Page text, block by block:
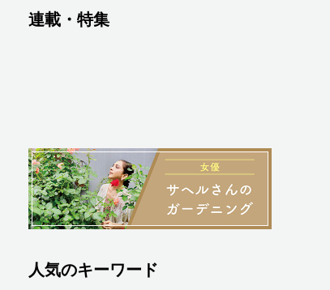
連載・特集
人気のキーワード